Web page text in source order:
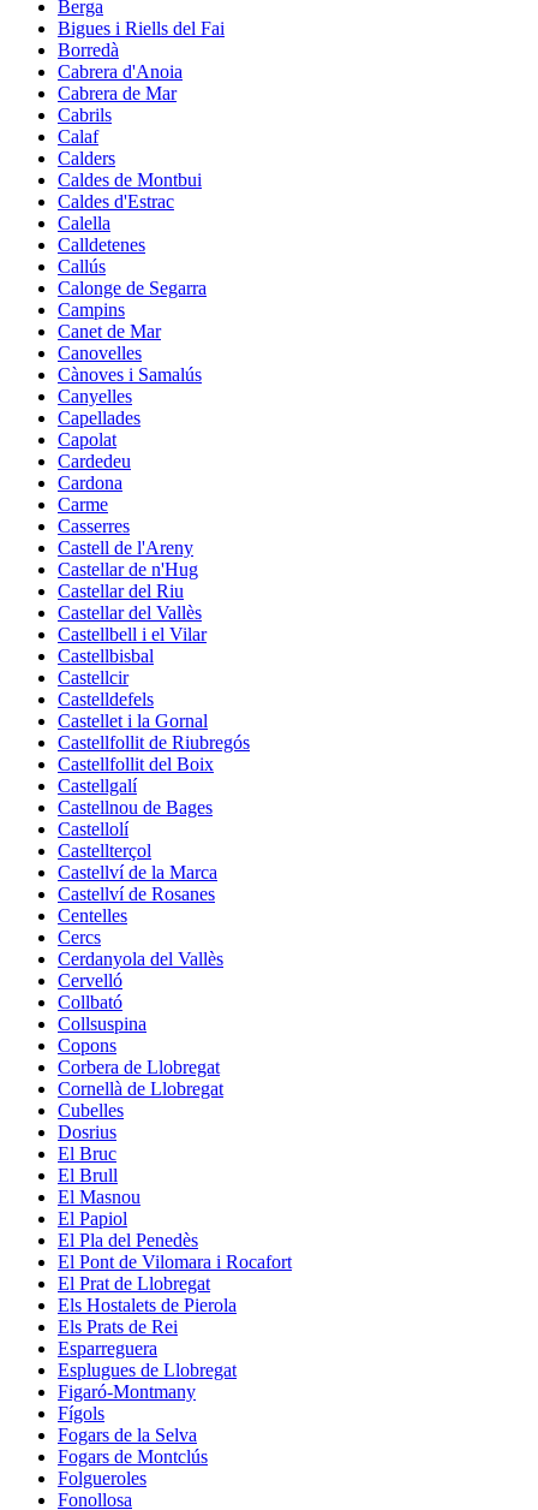
Berga
Bigues i Riells del Fai
Borredà
Cabrera d'Anoia
Cabrera de Mar
Cabrils
Calaf
Calders
Caldes de Montbui
Caldes d'Estrac
Calella
Calldetenes
Callús
Calonge de Segarra
Campins
Canet de Mar
Canovelles
Cànoves i Samalús
Canyelles
Capellades
Capolat
Cardedeu
Cardona
Carme
Casserres
Castell de l'Areny
Castellar de n'Hug
Castellar del Riu
Castellar del Vallès
Castellbell i el Vilar
Castellbisbal
Castellcir
Castelldefels
Castellet i la Gornal
Castellfollit de Riubregós
Castellfollit del Boix
Castellgalí
Castellnou de Bages
Castellolí
Castellterçol
Castellví de la Marca
Castellví de Rosanes
Centelles
Cercs
Cerdanyola del Vallès
Cervelló
Collbató
Collsuspina
Copons
Corbera de Llobregat
Cornellà de Llobregat
Cubelles
Dosrius
El Bruc
El Brull
El Masnou
El Papiol
El Pla del Penedès
El Pont de Vilomara i Rocafort
El Prat de Llobregat
Els Hostalets de Pierola
Els Prats de Rei
Esparreguera
Esplugues de Llobregat
Figaró-Montmany
Fígols
Fogars de la Selva
Fogars de Montclús
Folgueroles
Fonollosa